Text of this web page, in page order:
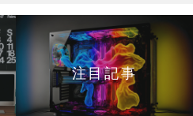
注目記事